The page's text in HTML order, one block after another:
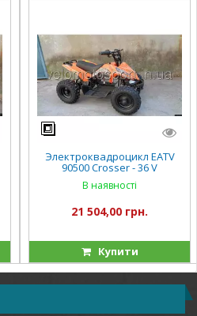
Электроквадроцикл EATV
90500 Crosser - 36 V
В наявності
21 504,00 грн.
Купити